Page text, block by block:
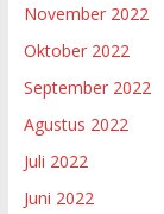
November 2022
Oktober 2022
September 2022
Agustus 2022
Juli 2022
Juni 2022